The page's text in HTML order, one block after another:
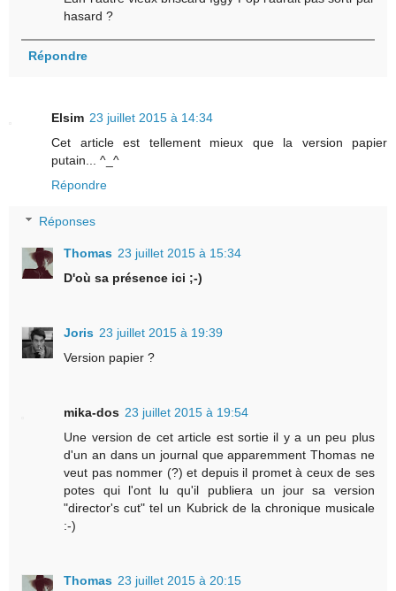
hasard ?
Répondre
Elsim 23 juillet 2015 à 14:34
Cet article est tellement mieux que la version papier
putain... ^_^
Répondre
Réponses
Thomas 23 juillet 2015 à 15:34
D'où sa présence ici ;-)
Joris 23 juillet 2015 à 19:39
Version papier ?
mika-dos 23 juillet 2015 à 19:54
Une version de cet article est sortie il y a un peu plus
d'un an dans un journal que apparemment Thomas ne
veut pas nommer (?) et depuis il promet à ceux de ses
potes qui l'ont lu qu'il publiera un jour sa version
"director's cut" tel un Kubrick de la chronique musicale
:-)
Thomas 23 juillet 2015 à 20:15